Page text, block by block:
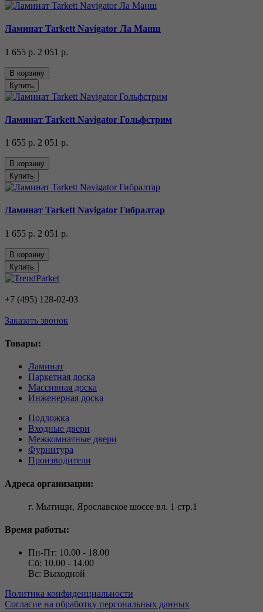
Ламинат Tarkett Navigator Ла Манш
1 655 р. 2 051 р.
В корзину
Купить
Ламинат Tarkett Navigator Гольфстрим
1 655 р. 2 051 р.
В корзину
Купить
Ламинат Tarkett Navigator Гибралтар
1 655 р. 2 051 р.
В корзину
Купить
+7 (495) 128-02-03
Заказать звонок
Товары:
Ламинат
Паркетная доска
Массивная доска
Инженерная доска
Подложка
Входные двери
Межкомнатные двери
Фурнитура
Производители
Адреса организации:
г. Мытищи, Ярославское шоссе вл. 1 стр.1
Время работы:
Пн-Пт: 10.00 - 18.00
Сб: 10.00 - 14.00
Вс: Выходной
Политика конфиденциальности
Согласие на обработку персональных данных